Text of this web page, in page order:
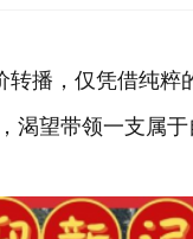
播，仅凭借纯
渴望带领一支属